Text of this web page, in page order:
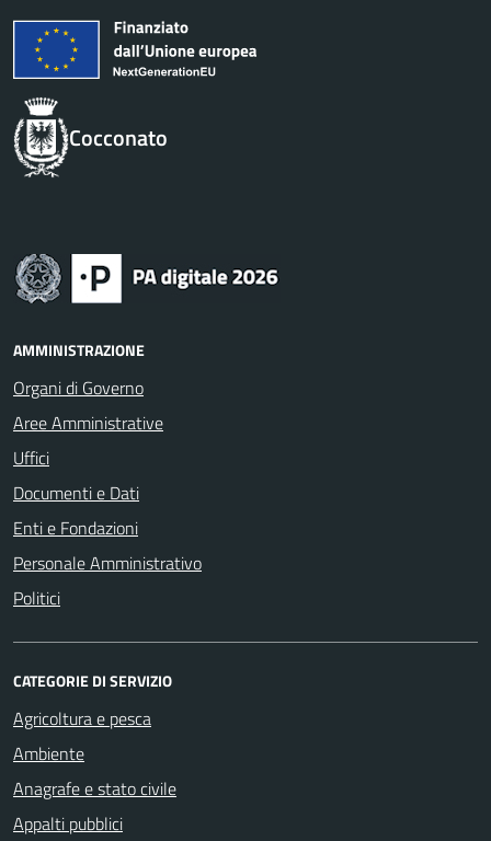
Cocconato
AMMINISTRAZIONE
Organi di Governo
Aree Amministrative
Uffici
Documenti e Dati
Enti e Fondazioni
Personale Amministrativo
Politici
CATEGORIE DI SERVIZIO
Agricoltura e pesca
Ambiente
Anagrafe e stato civile
Appalti pubblici